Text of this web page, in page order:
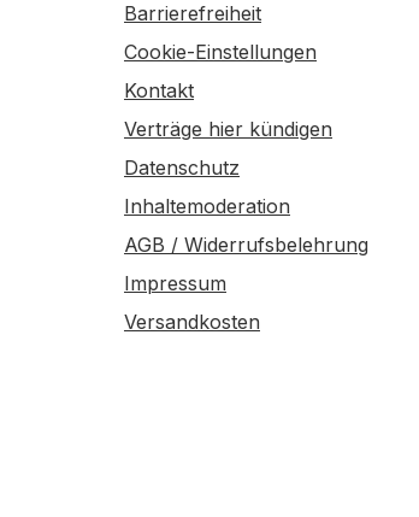
Barrierefreiheit
Cookie-Einstellungen
Kontakt
Verträge hier kündigen
Datenschutz
Inhaltemoderation
AGB / Widerrufsbelehrung
Impressum
Versandkosten